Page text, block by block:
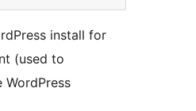
install for
(used to
WordPress